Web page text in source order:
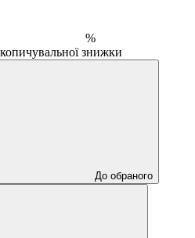
%
знижки
До обраного